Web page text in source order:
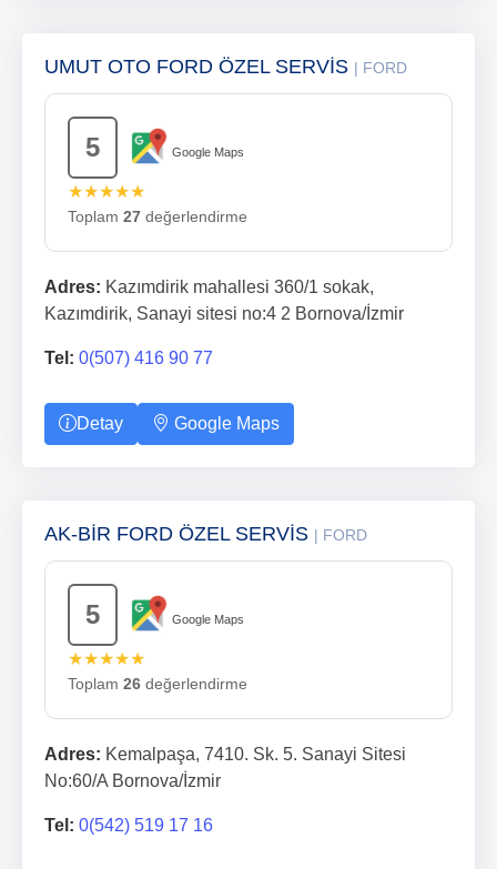
UMUT OTO FORD ÖZEL SERVİS | FORD
5 Google Maps
★★★★★
Toplam 27 değerlendirme
Adres: Kazımdirik mahallesi 360/1 sokak,
Kazımdirik, Sanayi sitesi no:4 2 Bornova/İzmir
Tel: 0(507) 416 90 77
Detay Google Maps
AK-BİR FORD ÖZEL SERVİS | FORD
5 Google Maps
★★★★★
Toplam 26 değerlendirme
Adres: Kemalpaşa, 7410. Sk. 5. Sanayi Sitesi
No:60/A Bornova/İzmir
Tel: 0(542) 519 17 16